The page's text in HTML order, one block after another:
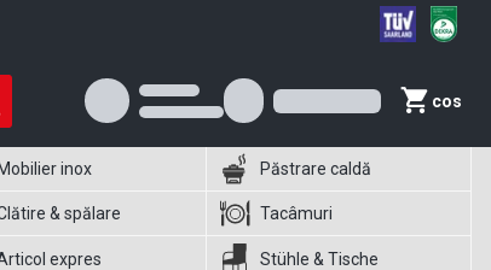
cos
Mobilier inox Păstrare caldă
& spălare Tacâmuri
expres Stühle & Tische